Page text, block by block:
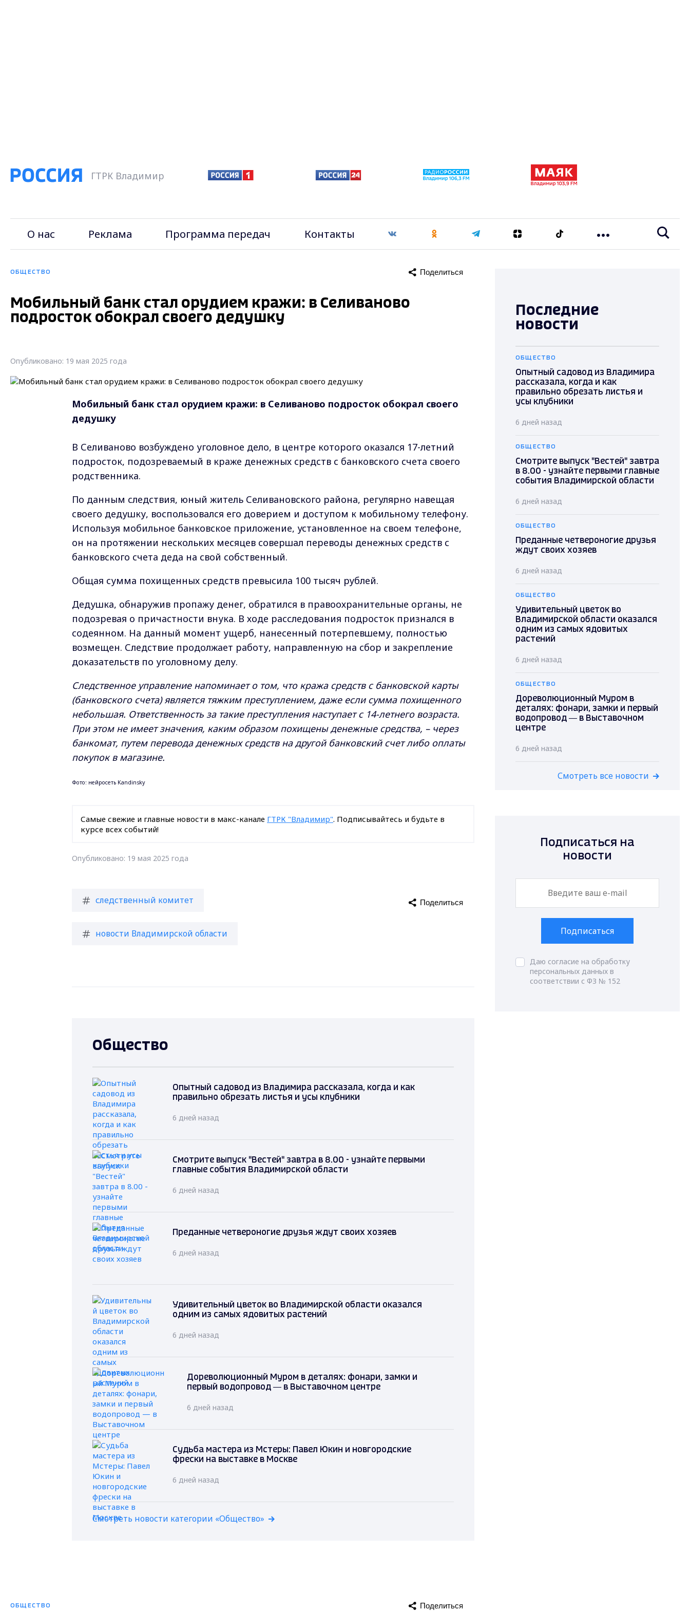
ГТРК Владимир
О нас Реклама Программа передач Контакты
ОБЩЕСТВО Поделиться
Мобильный банк стал орудием кражи: в Селиваново
подросток обокрал своего дедушку
Опубликовано: 19 мая 2025 года
Мобильный банк стал орудием кражи: в Селиваново подросток обокрал своего
дедушку
В Селиваново возбуждено уголовное дело, в центре которого оказался 17-летний
подросток, подозреваемый в краже денежных средств с банковского счета своего
родственника.
По данным следствия, юный житель Селивановского района, регулярно навещая
своего дедушку, воспользовался его доверием и доступом к мобильному телефону.
Используя мобильное банковское приложение, установленное на своем телефоне,
он на протяжении нескольких месяцев совершал переводы денежных средств с
банковского счета деда на свой собственный.
Общая сумма похищенных средств превысила 100 тысяч рублей.
Дедушка, обнаружив пропажу денег, обратился в правоохранительные органы, не
подозревая о причастности внука. В ходе расследования подросток признался в
содеянном. На данный момент ущерб, нанесенный потерпевшему, полностью
возмещен. Следствие продолжает работу, направленную на сбор и закрепление
доказательств по уголовному делу.
Следственное управление напоминает о том, что кража средств с банковской карты
(банковского счета) является тяжким преступлением, даже если сумма похищенного
небольшая. Ответственность за такие преступления наступает с 14-летнего возраста.
При этом не имеет значения, каким образом похищены денежные средства, – через
банкомат, путем перевода денежных средств на другой банковский счет либо оплаты
покупок в магазине.
Фото: нейросеть Kandinsky
Самые свежие и главные новости в макс-канале ГТРК "Владимир". Подписывайтесь и будьте в
курсе всех событий!
Опубликовано: 19 мая 2025 года
следственный комитет
новости Владимирской области
Поделиться
Общество
Опытный садовод из Владимира рассказала, когда и как
правильно обрезать листья и усы клубники
6 дней назад
Смотрите выпуск "Вестей" завтра в 8.00 - узнайте первыми
главные события Владимирской области
6 дней назад
Преданные четвероногие друзья ждут своих хозяев
6 дней назад
Удивительный цветок во Владимирской области оказался
одним из самых ядовитых растений
6 дней назад
Дореволюционный Муром в деталях: фонари, замки и
первый водопровод — в Выставочном центре
6 дней назад
Судьба мастера из Мстеры: Павел Юкин и новгородские
фрески на выставке в Москве
6 дней назад
Смотреть новости категории «Общество»
ОБЩЕСТВО Поделиться
Последние
новости
ОБЩЕСТВО
Опытный садовод из Владимира
рассказала, когда и как
правильно обрезать листья и
усы клубники
6 дней назад
ОБЩЕСТВО
Смотрите выпуск "Вестей" завтра
в 8.00 - узнайте первыми главные
события Владимирской области
6 дней назад
ОБЩЕСТВО
Преданные четвероногие друзья
ждут своих хозяев
6 дней назад
ОБЩЕСТВО
Удивительный цветок во
Владимирской области оказался
одним из самых ядовитых
растений
6 дней назад
ОБЩЕСТВО
Дореволюционный Муром в
деталях: фонари, замки и первый
водопровод — в Выставочном
центре
6 дней назад
Смотреть все новости
Подписаться на
новости
Подписаться
Даю согласие на обработку
персональных данных в
соответствии с ФЗ № 152